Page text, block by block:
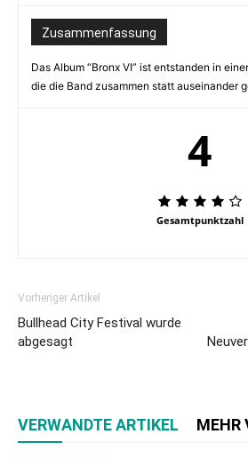
Zusammenfassung
Das Album “Bronx VI” ist entstanden in
die die Band zusammen statt auseinander
4
Gesamtpunktzahl
Vorheriger Artikel
Bullhead City Festival wurde
abgesagt
VERWANDTE ARTIKEL MEHR